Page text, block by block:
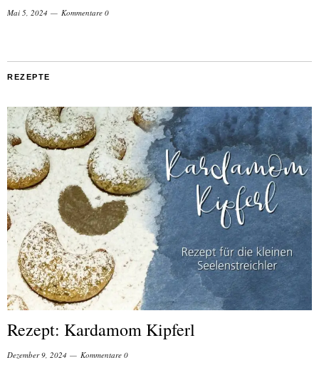
Mai 5, 2024 Kommentare 0
REZEPTE
Rezept: Kardamom Kipferl
Dezember 9, 2024 Kommentare 0